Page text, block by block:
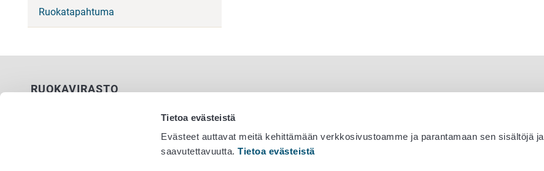
Tietoa evästeistä
Evästeet auttavat meitä kehittämään verkkosivustoamme ja parantamaan sen sisältöjä ja
saavutettavuutta.Tietoa evästeistä
Ruokatapahtuma
RUOKAVIRASTO